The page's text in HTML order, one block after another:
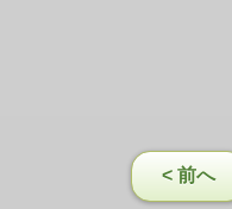
< 前へ